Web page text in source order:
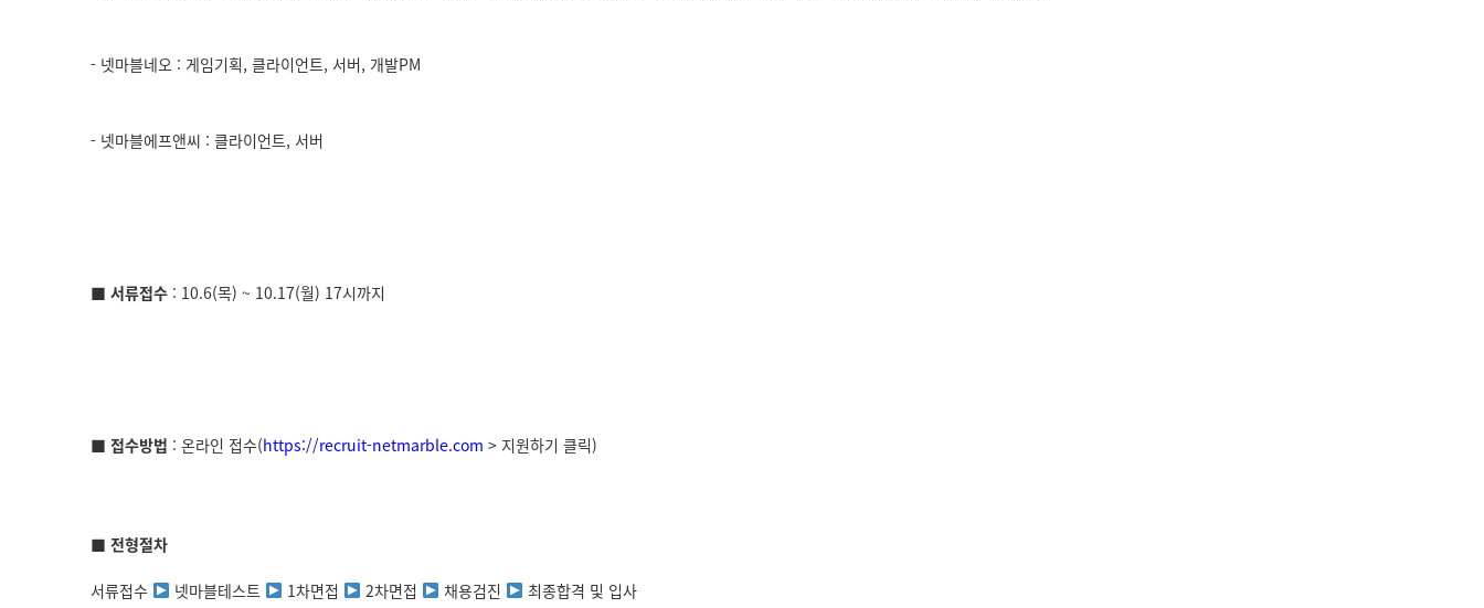
- 넷마블네오 : 게임기획, 클라이언트, 서버, 개발PM
- 넷마블에프앤씨 : 클라이언트, 서버
■ 서류접수 : 10.6(목) ~ 10.17(월) 17시까지
■ 접수방법 : 온라인 접수(https://recruit-netmarble.com > 지원하기 클릭)
■ 전형절차
서류접수 넷마블테스트 1차면접 2차면접 채용검진 최종합격 및 입사